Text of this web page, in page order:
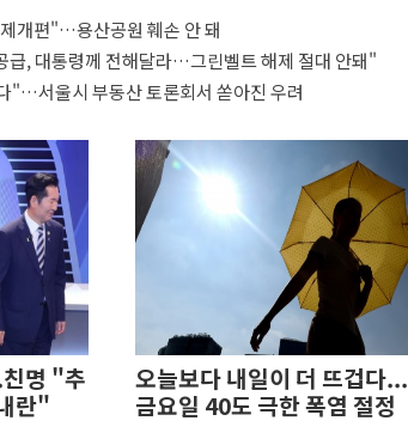
개편"…용산공원 훼손 안 돼
급, 대통령께 전해달라…그린벨트 해제 절대 안돼"
"…서울시 부동산 토론회서 쏟아진 우려
명 "추
란"
오늘보다 내일이 더 뜨겁다...
금요일 40도 극한 폭염 절정